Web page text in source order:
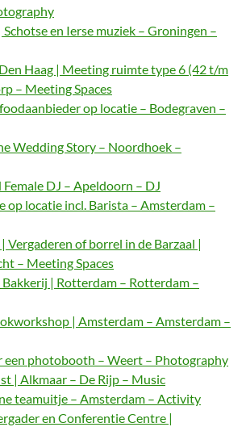
en Ierse muziek – Groningen –
Haag | Meeting ruimte type 6 (42 t/m
– Meeting Spaces
op locatie – Bodegraven –
Wedding Story – Noordhoek –
DJ – Apeldoorn – DJ
op locatie incl. Barista – Amsterdam –
Vergaderen of borrel in de Barzaal |
– Meeting Spaces
| Rotterdam – Rotterdam –
| Amsterdam – Amsterdam –
een photobooth – Weert – Photography
| Alkmaar – De Rijp – Music
teamuitje – Amsterdam – Activity
en Conferentie Centre |